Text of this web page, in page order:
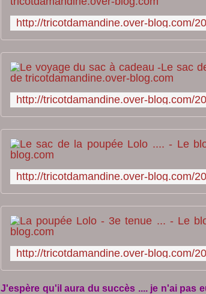
J'espère qu'il aura du succès .... je n'ai pas